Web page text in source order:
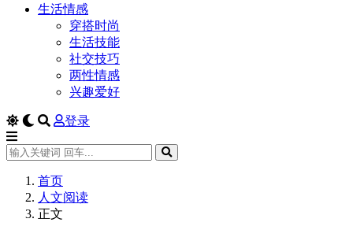
生活情感
穿搭时尚
生活技能
社交技巧
两性情感
兴趣爱好
登录
首页
人文阅读
正文